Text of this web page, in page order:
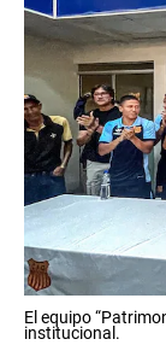
El equipo
institucional.